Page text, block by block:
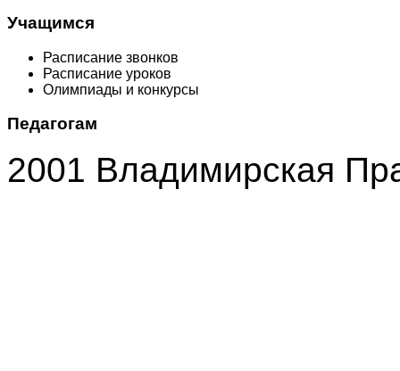
Учащимся
Расписание звонков
Расписание уроков
Олимпиады и конкурсы
Педагогам
2001 Владимирская